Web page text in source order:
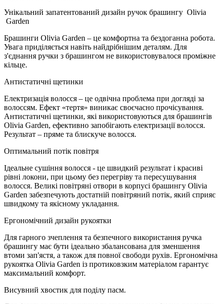
Унікальний запатентований дизайн ручок брашингу Olivia
Garden
Брашинги Olivia Garden – це комфортна та бездоганна робота.
Увага приділяється навіть найдрібнішим деталям. Для
з'єднання ручки з брашингом не використовувалося проміжне
кільце.
Антистатичні щетинки
Електризація волосся – це одвічна проблема при догляді за
волоссям. Ефект «тертя» виникає своєчасно прочісування.
Антистатичні щетинки, які використовуються для брашингів
Olivia Garden, ефективно запобігають електризації волосся.
Результат – пряме та блискуче волосся.
Оптимальний потік повітря
Ідеальне сушіння волосся - це швидкий результат і красиві
рівні локони, при цьому без перегріву та пересушування
волосся. Великі повітряні отвори в корпусі брашингу Olivia
Garden забезпечують достатній повітряний потік, який сприяє
швидкому та якісному укладання.
Ергономічний дизайн рукоятки
Для гарного зчеплення та безпечного використання ручка
брашингу має бути ідеально збалансована для зменшення
втоми зап'ястя, а також для повної свободи рухів. Ергономічна
рукоятка Olivia Garden із протиковзким матеріалом гарантує
максимальний комфорт.
Висувний хвостик для поділу пасм.